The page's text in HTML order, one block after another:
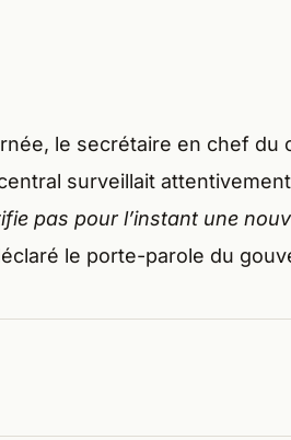
le secrétaire en chef du
surveillait
pas pour l’instant une
le porte-parole du